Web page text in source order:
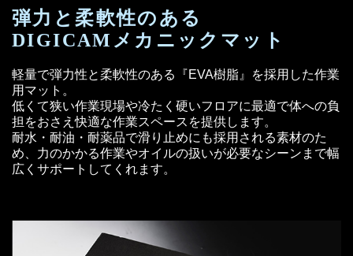
弾力と柔軟性のある
DIGICAMメカニックマット
軽量で弾力性と柔軟性のある『EVA樹脂』を採用した作業
用マット。
低くて狭い作業現場や冷たく硬いフロアに最適で体への負
担をおさえ快適な作業スペースを提供します。
耐水・耐油・耐薬品で滑り止めにも採用される素材のた
め、力のかかる作業やオイルの扱いが必要なシーンまで幅
広くサポートしてくれます。